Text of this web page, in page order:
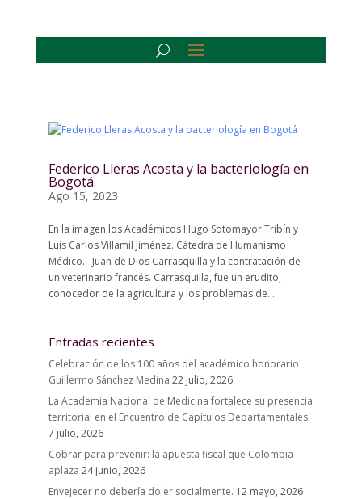
Federico Lleras Acosta y la bacteriología en
Bogotá
Ago 15, 2023
En la imagen los Académicos Hugo Sotomayor Tribín y
Luis Carlos Villamil Jiménez. Cátedra de Humanismo
Médico. Juan de Dios Carrasquilla y la contratación de
un veterinario francés. Carrasquilla, fue un erudito,
conocedor de la agricultura y los problemas de...
Entradas recientes
Celebración de los 100 años del académico honorario
Guillermo Sánchez Medina 22 julio, 2026
La Academia Nacional de Medicina fortalece su presencia
territorial en el Encuentro de Capítulos Departamentales
7 julio, 2026
Cobrar para prevenir: la apuesta fiscal que Colombia
aplaza 24 junio, 2026
Envejecer no debería doler socialmente. 12 mayo, 2026